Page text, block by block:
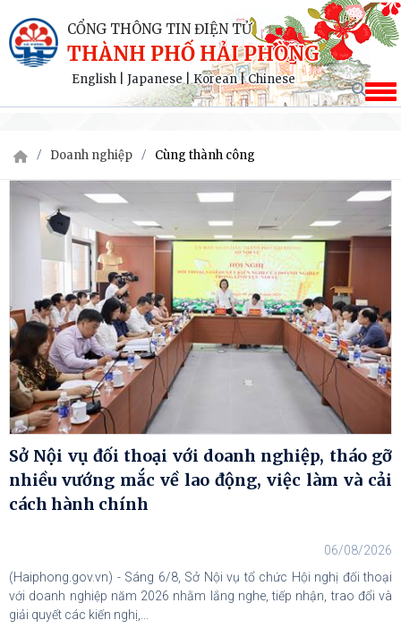
CỔNG THÔNG TIN ĐIỆN TỬ
THÀNH PHỐ HẢI PHÒNG
English Japanese|Korean|Chinese
Doanh nghiệp Cùng thành công
Sở Nội vụ đối thoại với doanh nghiệp, tháo gỡ
nhiều vướng mắc về lao động, việc làm và cải
cách hành chính
06/08/2026
(Haiphong.gov.vn) - Sáng 6/8, Sở Nội vụ tổ chức Hội nghị đối thoại
với doanh nghiệp năm 2026 nhằm lắng nghe, tiếp nhận, trao đổi và
giải quyết các kiến nghị,...